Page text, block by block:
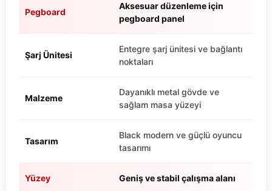
Pegboard
Aksesuar düzenleme için
pegboard panel
Şarj Ünitesi
Entegre şarj ünitesi ve bağlantı
noktaları
Malzeme
Dayanıklı metal gövde ve
sağlam masa yüzeyi
Tasarım
Black modern ve güçlü oyuncu
tasarımı
Yüzey Geniş ve stabil çalışma alanı